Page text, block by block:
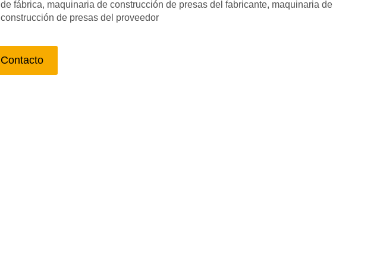
de fábrica, maquinaria de construcción de presas del fabricante, maquinaria de
construcción de presas del proveedor
Contacto